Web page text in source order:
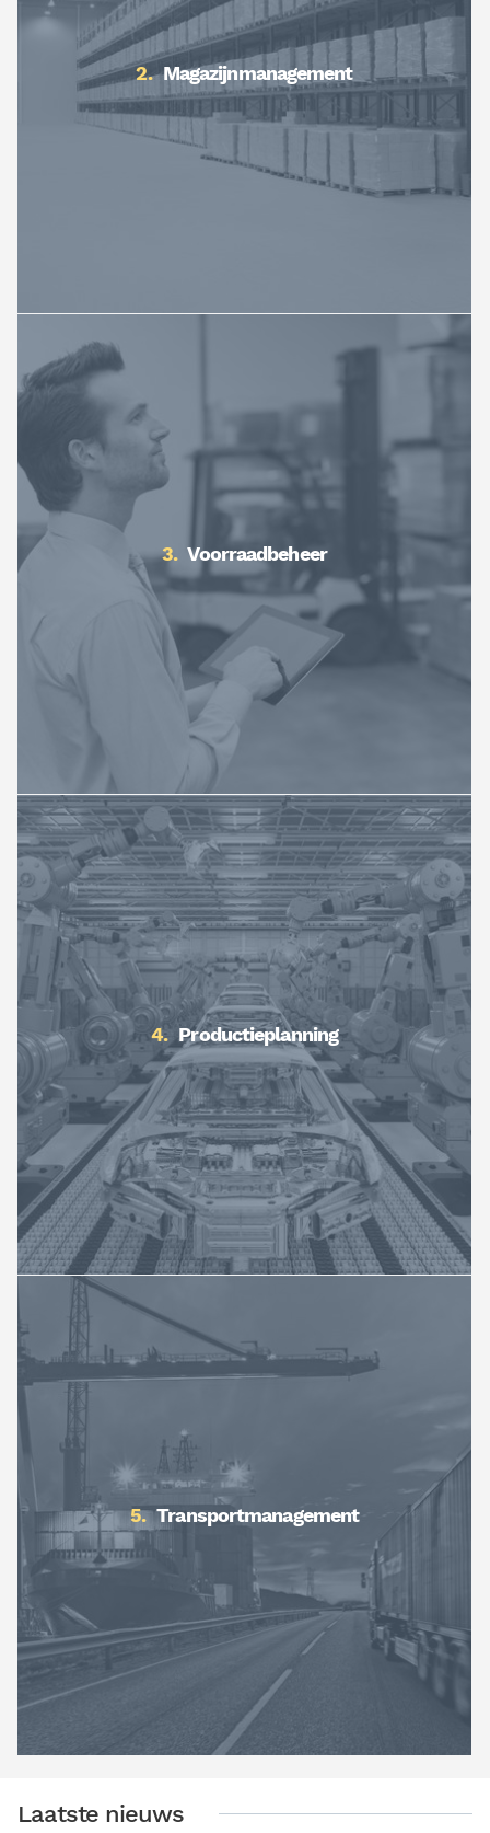
Magazijnmanagement
Voorraadbeheer
Productieplanning
Transportmanagement
Laatste nieuws